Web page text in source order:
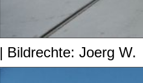
| Bildrechte: Joerg W.